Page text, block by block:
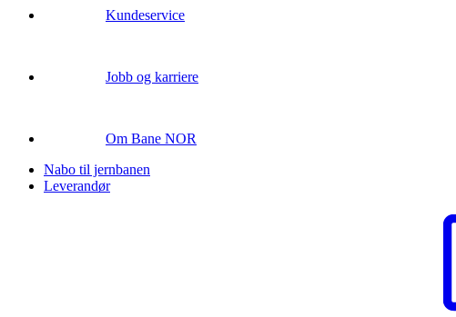
Kundeservice
Jobb og karriere
Om Bane NOR
Nabo til jernbanen
Leverandør